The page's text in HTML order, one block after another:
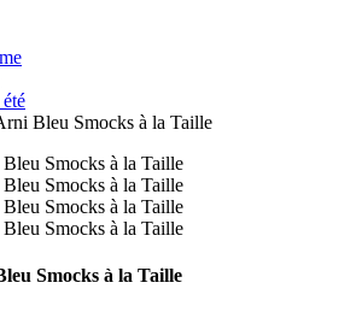
Bleu Smocks à la Taille
Smocks à la Taille